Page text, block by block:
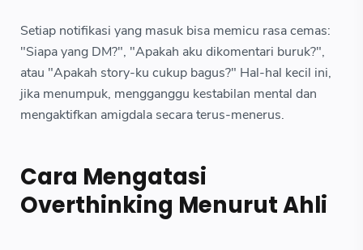
Setiap notifikasi yang masuk bisa memicu rasa cemas:
"Siapa yang DM?", "Apakah aku dikomentari buruk?",
atau "Apakah story-ku cukup bagus?" Hal-hal kecil ini,
jika menumpuk, mengganggu kestabilan mental dan
mengaktifkan amigdala secara terus-menerus.
Cara Mengatasi
Overthinking Menurut Ahli